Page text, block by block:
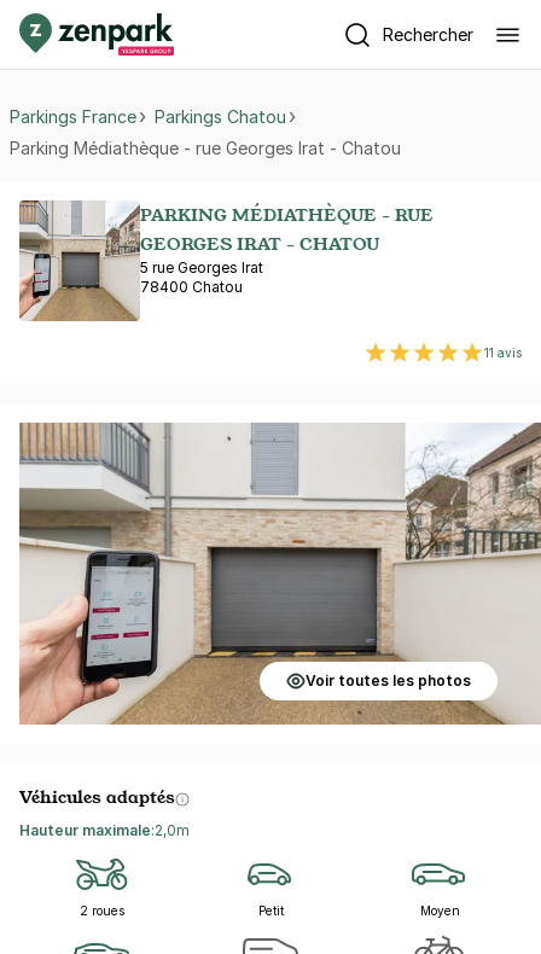
Rechercher
Parkings France
Parkings Chatou
Parking Médiathèque - rue Georges Irat - Chatou
PARKING MÉDIATHÈQUE - RUE
GEORGES IRAT - CHATOU
5 rue Georges Irat
78400 Chatou
11 avis
Voir toutes les photos
Véhicules adaptés
Hauteur maximale:2,0m
2 roues Petit Moyen